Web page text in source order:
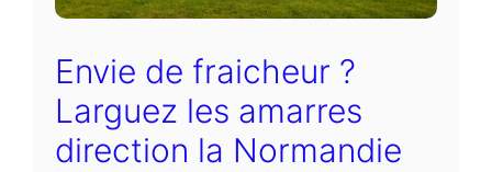
Envie de fraicheur ?
Larguez les amarres
direction la Normandie